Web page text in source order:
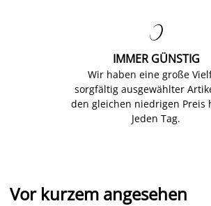

IMMER GÜNSTIG
Wir haben eine große
sorgfältig ausgewählter
den gleichen niedrigen Preis
Jeden Tag.
Vor kurzem angesehen